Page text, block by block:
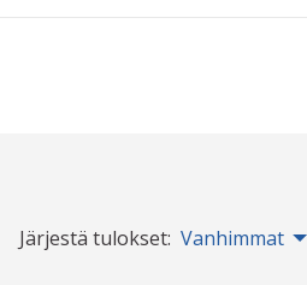
Järjestä tulokset: Vanhimmat